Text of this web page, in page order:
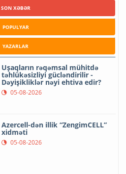
SON XƏBƏR
POPULYAR
YAZARLAR
Uşaqların rəqəmsal mühitdə
təhlükəsizliyi gücləndirilir -
Dəyişikliklər nəyi ehtiva edir?
05-08-2026
Azercell-dən illik “ZengimCELL”
xidməti
05-08-2026